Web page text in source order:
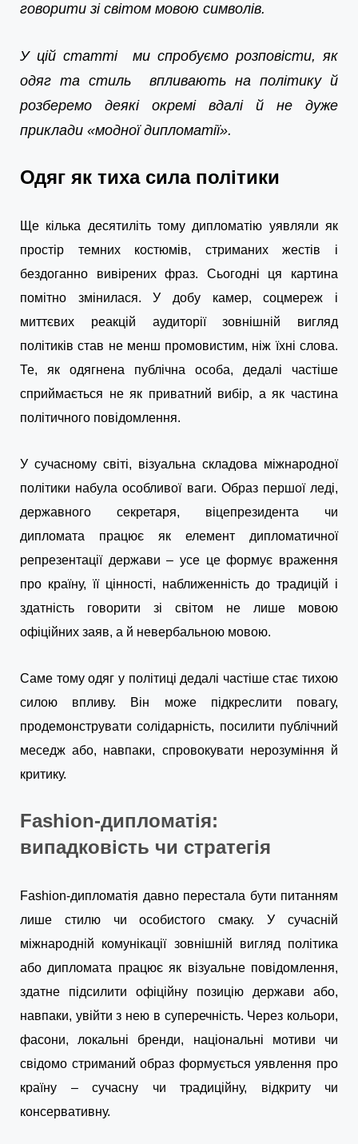
говорити зі світом мовою символів.
У цій статті ми спробуємо розповісти, як
одяг та стиль впливають на політику й
розберемо деякі окремі вдалі й не дуже
приклади «модної дипломатії».
Одяг як тиха сила політики
Ще кілька десятиліть тому дипломатію уявляли як
простір темних костюмів, стриманих жестів і
бездоганно вивірених фраз. Сьогодні ця картина
помітно змінилася. У добу камер, соцмереж і
миттєвих реакцій аудиторії зовнішній вигляд
політиків став не менш промовистим, ніж їхні слова.
Те, як одягнена публічна особа, дедалі частіше
сприймається не як приватний вибір, а як частина
політичного повідомлення.
У сучасному світі, візуальна складова міжнародної
політики набула особливої ваги. Образ першої леді,
державного секретаря, віцепрезидента чи
дипломата працює як елемент дипломатичної
репрезентації держави – усе це формує враження
про країну, її цінності, наближенність до традицій і
здатність говорити зі світом не лише мовою
офіційних заяв, а й невербальною мовою.
Саме тому одяг у політиці дедалі частіше стає тихою
силою впливу. Він може підкреслити повагу,
продемонструвати солідарність, посилити публічний
меседж або, навпаки, спровокувати нерозуміння й
критику.
Fashion-дипломатія:
випадковість чи стратегія
Fashion-дипломатія давно перестала бути питанням
лише стилю чи особистого смаку. У сучасній
міжнародній комунікації зовнішній вигляд політика
або дипломата працює як візуальне повідомлення,
здатне підсилити офіційну позицію держави або,
навпаки, увійти з нею в суперечність. Через кольори,
фасони, локальні бренди, національні мотиви чи
свідомо стриманий образ формується уявлення про
країну – сучасну чи традиційну, відкриту чи
консервативну.